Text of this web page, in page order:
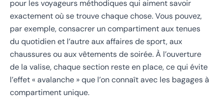
pour les voyageurs méthodiques qui aiment savoir
exactement où se trouve chaque chose. Vous pouvez,
par exemple, consacrer un compartiment aux tenues
du quotidien et l’autre aux affaires de sport, aux
chaussures ou aux vêtements de soirée. À l’ouverture
de la valise, chaque section reste en place, ce qui évite
l’effet « avalanche » que l’on connaît avec les bagages à
compartiment unique.